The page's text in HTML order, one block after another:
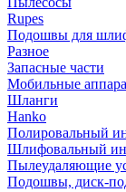
Rupes
Подошвы для
Разное
Запасные части
Мобильные
Шланги
Hanko
Полировальный
Шлифовальный
Пылеудаляющие
Подошвы, диск-